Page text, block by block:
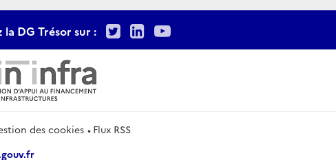
la DG Trésor sur : TwitterLinkedIn
Youtube
des cookies
Flux RSS